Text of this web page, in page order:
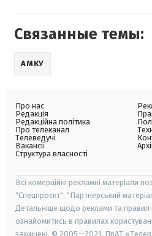
Связанные темы:
АМКУ
Про нас
Редакція
Редакційна політика
Про телеканал
Телеведучі
Вакансії
Структура власності
Всі комерційні рекламні матеріали
"Спецпроєкт", "Партнерський
Детальніше щодо реклами та
ознайомитись в правилах
захищені. © 2005—2021, ПрАТ